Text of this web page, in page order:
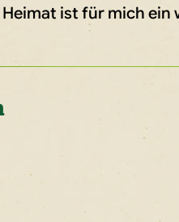
ist für mich